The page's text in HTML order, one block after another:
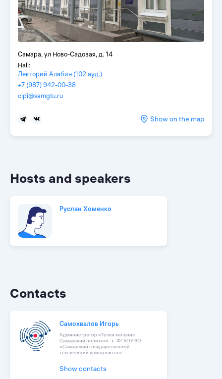
Самара, ул Ново-Садовая, д. 14
Hall:
Лекторий Алабин (102 ауд.)
+7 (987) 942-00-38
cipi@samgtu.ru
Show on the map
Hosts and speakers
Руслан Хоменко
Contacts
Самохвалов Игорь
Администратор «Точки кипения
Самарский политех»
ФГБОУ ВО
«Самарский государственный
технический университет»
Show contacts